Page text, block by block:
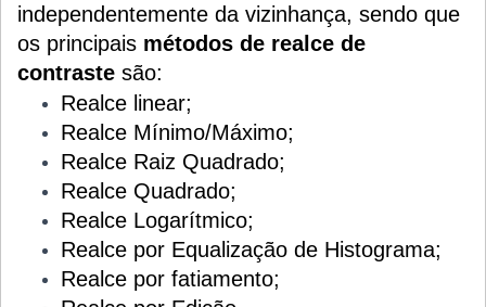
independentemente da vizinhança, sendo que
os principais métodos de realce de
contraste são:
Realce linear;
Realce Mínimo/Máximo;
Realce Raiz Quadrado;
Realce Quadrado;
Realce Logarítmico;
Realce por Equalização de Histograma;
Realce por fatiamento;